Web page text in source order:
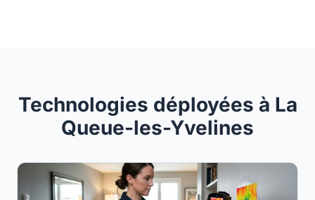
Technologies déployées à La
Queue-les-Yvelines